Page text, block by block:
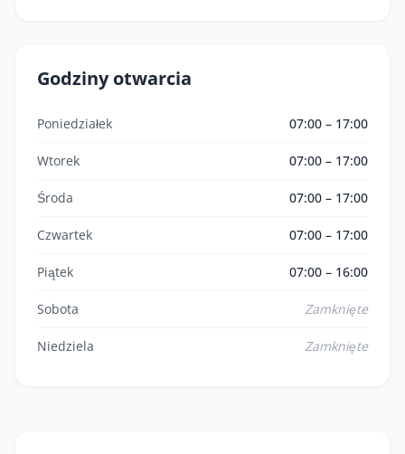
Godziny otwarcia
Poniedziałek 07:00 – 17:00
Wtorek 07:00 – 17:00
Środa 07:00 – 17:00
Czwartek 07:00 – 17:00
Piątek 07:00 – 16:00
Sobota Zamknięte
Niedziela Zamknięte